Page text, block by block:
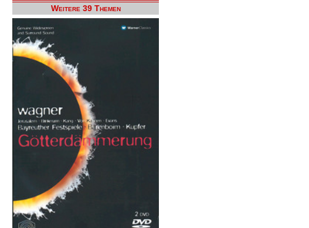
Weitere 39 Themen